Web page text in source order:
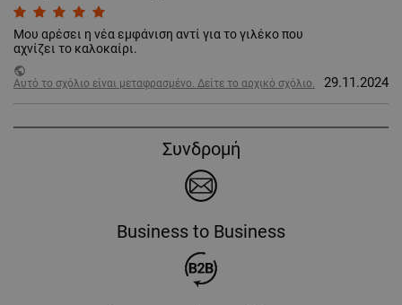
Μου αρέσει η νέα εμφάνιση αντί για το γιλέκο που
αχνίζει το καλοκαίρι.
public
Αυτό το σχόλιο είναι μεταφρασμένο. Δείτε το αρχικό σχόλιο.
29.11.2024
Συνδρομή
Business to Business